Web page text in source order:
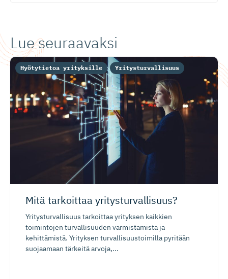
Lue seuraavaksi
Mitä tarkoittaa yritystur­val­lisuus?
Yritysturvallisuus tarkoittaa yrityksen kaikkien
toimintojen turvallisuuden varmistamista ja
kehittämistä. Yrityksen turvallisuustoimilla pyritään
suojaamaan tärkeitä arvoja,...
Hyötytietoa yrityksille Yritysturvallisuus